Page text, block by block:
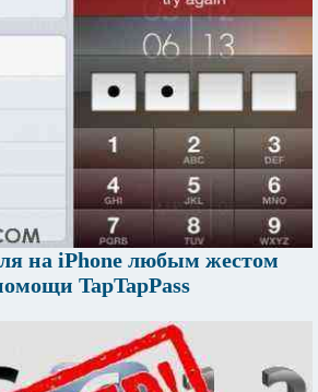
на iPhone любым жестом
TapTapPass